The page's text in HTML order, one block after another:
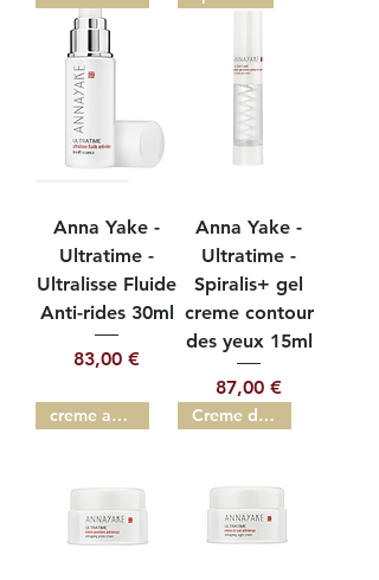
Anna Yake -
Ultratime -
Ultralisse Fluide
Anti-rides 30ml
Prix
83,00 €
Anna Yake -
Ultratime -
Spiralis+ gel
creme contour
des yeux 15ml
Prix
87,00 €
creme action+ 50ml Creme de nuit anti-temps